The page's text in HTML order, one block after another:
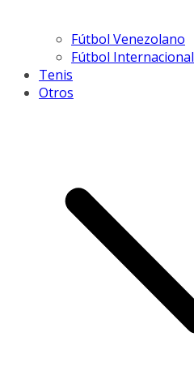
Fútbol Venezolano
Fútbol Internacional
Tenis
Otros